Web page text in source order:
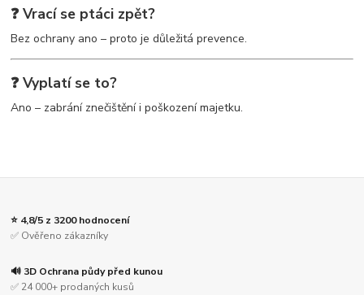
❓ Vrací se ptáci zpět?
Bez ochrany ano – proto je důležitá prevence.
❓ Vyplatí se to?
Ano – zabrání znečištění i poškození majetku.
⭐ 4,8/5 z 3200 hodnocení
✅ Ověřeno zákazníky
🔊 3D Ochrana půdy před kunou
✅ 24 000+ prodaných kusů